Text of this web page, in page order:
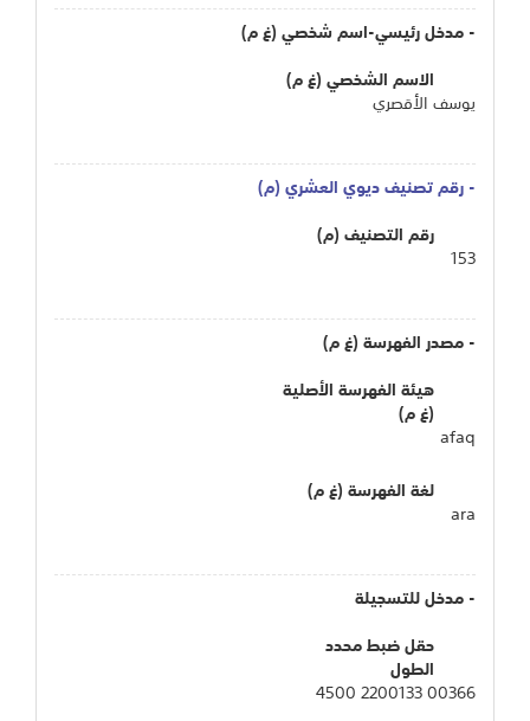
- مدخل رئيسي-اسم شخصي (غ م)
الاسم الشخصي (غ م)
يوسف الأقصري
- رقم تصنيف ديوي العشري (م)
رقم التصنيف (م)
153
- مصدر الفهرسة (غ م)
هيئة الفهرسة الأصلية
(غ م)
afaq
لغة الفهرسة (غ م)
ara
- مدخل للتسجيلة
حقل ضبط محدد
الطول
00366 2200133 4500